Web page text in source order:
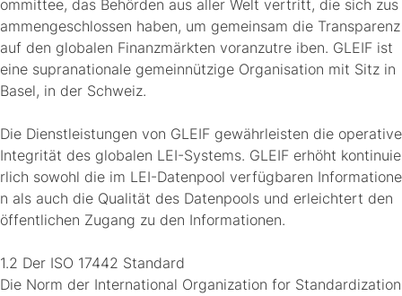
ommittee, das Behörden aus aller Welt vertritt, die sich zus
ammengeschlossen haben, um gemeinsam die Transparenz
auf den globalen Finanzmärkten voranzutre iben. GLEIF ist
eine supranationale gemeinnützige Organisation mit Sitz in
Basel, in der Schweiz.
Die Dienstleistungen von GLEIF gewährleisten die operative
Integrität des globalen LEI-Systems. GLEIF erhöht kontinuie
rlich sowohl die im LEI-Datenpool verfügbaren Informatione
n als auch die Qualität des Datenpools und erleichtert den
öffentlichen Zugang zu den Informationen.
1.2 Der ISO 17442 Standard
Die Norm der International Organization for Standardization